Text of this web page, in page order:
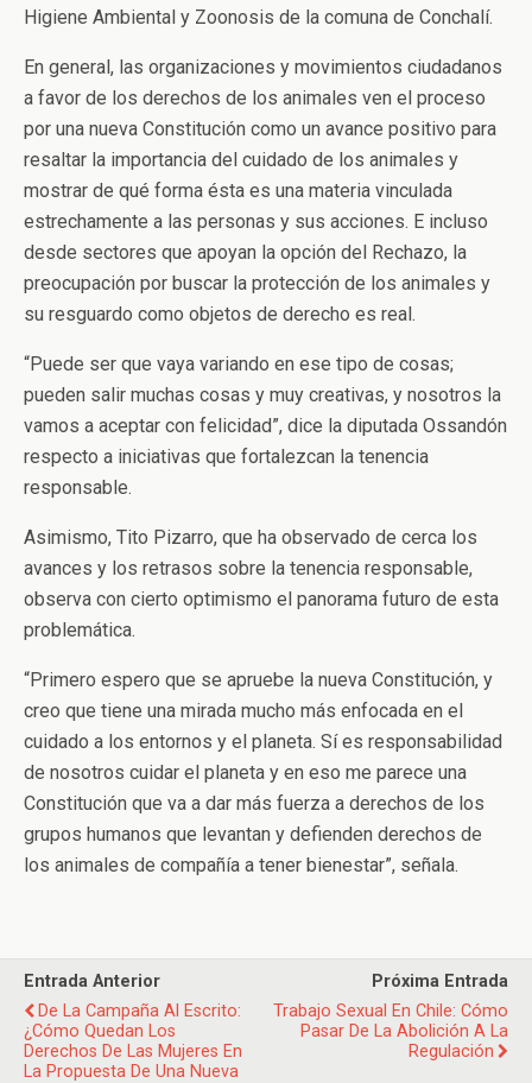
Higiene Ambiental y Zoonosis de la comuna de Conchalí.
En general, las organizaciones y movimientos ciudadanos
a favor de los derechos de los animales ven el proceso
por una nueva Constitución como un avance positivo para
resaltar la importancia del cuidado de los animales y
mostrar de qué forma ésta es una materia vinculada
estrechamente a las personas y sus acciones. E incluso
desde sectores que apoyan la opción del Rechazo, la
preocupación por buscar la protección de los animales y
su resguardo como objetos de derecho es real.
“Puede ser que vaya variando en ese tipo de cosas;
pueden salir muchas cosas y muy creativas, y nosotros la
vamos a aceptar con felicidad”, dice la diputada Ossandón
respecto a iniciativas que fortalezcan la tenencia
responsable.
Asimismo, Tito Pizarro, que ha observado de cerca los
avances y los retrasos sobre la tenencia responsable,
observa con cierto optimismo el panorama futuro de esta
problemática.
“Primero espero que se apruebe la nueva Constitución, y
creo que tiene una mirada mucho más enfocada en el
cuidado a los entornos y el planeta. Sí es responsabilidad
de nosotros cuidar el planeta y en eso me parece una
Constitución que va a dar más fuerza a derechos de los
grupos humanos que levantan y defienden derechos de
los animales de compañía a tener bienestar”, señala.
Entrada Anterior
De La Campaña Al Escrito:
¿Cómo Quedan Los
Derechos De Las Mujeres En
La Propuesta De Una Nueva
Próxima Entrada
Trabajo Sexual En Chile: Cómo
Pasar De La Abolición A La
Regulación